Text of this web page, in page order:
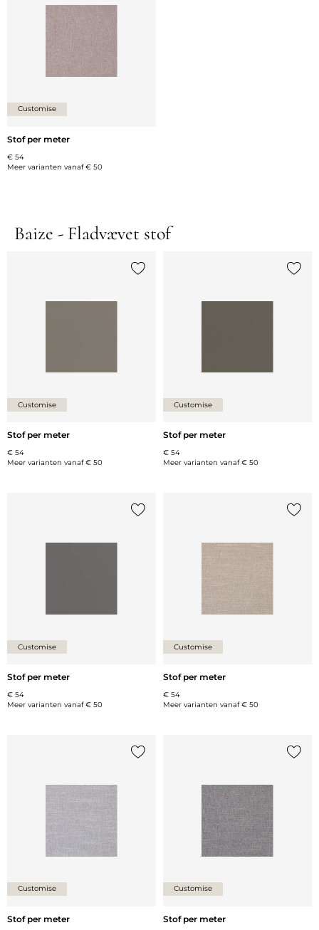
Customise
Stof per meter
€ 54
Meer varianten vanaf€ 50
Baize - Fladvævet stof
Customise
Stof per meter
€ 54
Meer varianten vanaf€ 50
Customise
Stof per meter
€ 54
Meer varianten vanaf€ 50
Customise
Stof per meter
€ 54
Meer varianten vanaf€ 50
Customise
Stof per meter
€ 54
Meer varianten vanaf€ 50
Customise
Stof per meter
Customise
Stof per meter